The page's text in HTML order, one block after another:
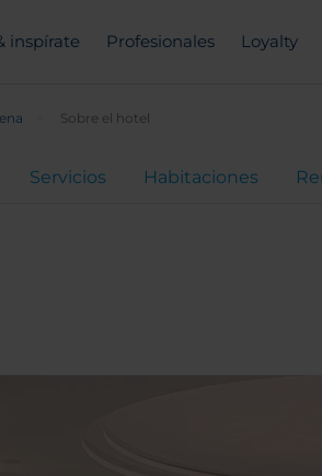
inspírate Profesionales Loyalty
Sobre el hotel
Servicios Habitaciones